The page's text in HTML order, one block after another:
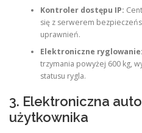
Kontroler dostępu IP:
się z serwerem
uprawnień.
Elektroniczne ryglowanie:
trzymania powyżej 600 kg,
statusu rygla.
3. Elektroniczna
użytkownika